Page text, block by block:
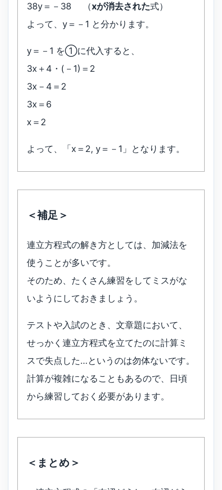
38y＝－38 （xが消去された式）
よって、y＝－1 と分かります。
y＝－1 を①に代入すると、
3x＋4・(－1)＝2
3x－4＝2
3x＝6
x＝2
よって、「x＝2, y＝－1」となります。
＜補足＞
連立方程式の解き方としては、加減法を
使うことが多いです。
そのため、たくさん練習をしてミスがな
いようにしておきましょう。
テストや入試のとき、文章題において、
せっかく連立方程式を立てたのに計算ミ
スで失点した…というのは勿体ないです。
計算が複雑になることもあるので、日頃
から練習しておく必要があります。
＜まとめ＞